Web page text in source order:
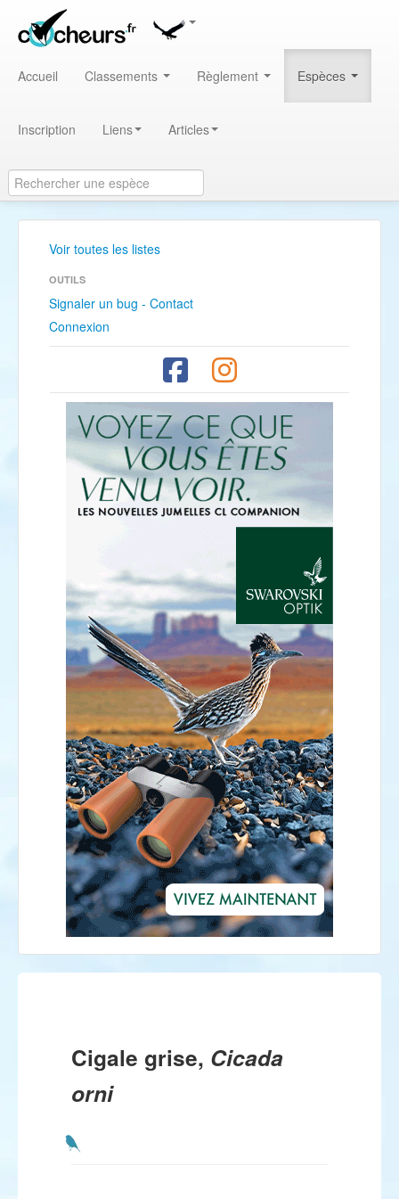
Accueil Classements Règlement Espèces
Inscription Liens Articles
Voir toutes les listes
OUTILS
Signaler un bug - Contact
Connexion
Cigale grise, Cicada
orni